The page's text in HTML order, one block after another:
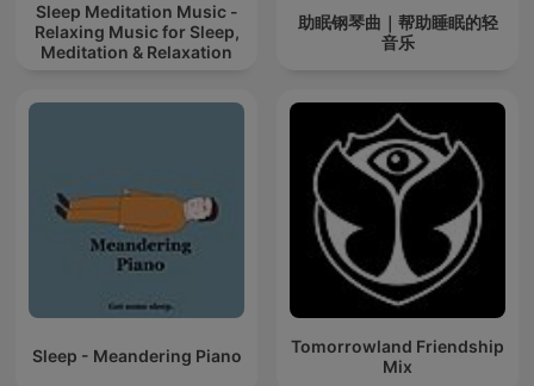
Sleep Meditation Music -
Relaxing Music for Sleep,
Meditation & Relaxation
助眠钢琴曲｜帮助睡眠的轻
音乐
Sleep - Meandering Piano
Tomorrowland Friendship
Mix